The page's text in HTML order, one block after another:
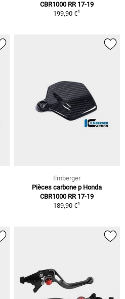
CBR1000 RR 17-19
199,90 €1
Ilmberger
Pièces carbone p Honda
CBR1000 RR 17-19
189,90 €1